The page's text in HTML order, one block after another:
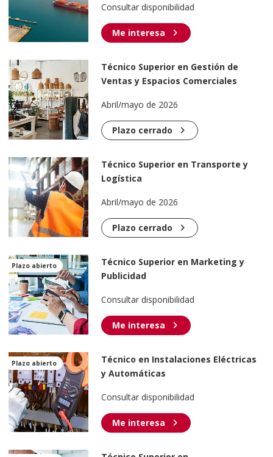
Consultar disponibilidad
Me interesa chevron_right
Técnico Superior en Gestión de
Ventas y Espacios Comerciales
Abril/mayo de 2026
Plazo cerrado chevron_right
Técnico Superior en Transporte y
Logística
Abril/mayo de 2026
Plazo cerrado chevron_right
Plazo abierto
Técnico Superior en Marketing y
Publicidad
Consultar disponibilidad
Me interesa chevron_right
Plazo abierto
Técnico en Instalaciones Eléctricas
y Automáticas
Consultar disponibilidad
Me interesa chevron_right